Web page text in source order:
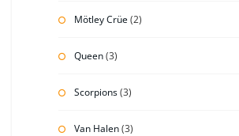
Mötley Crüe(2)
Queen(3)
Scorpions(3)
Van Halen(3)